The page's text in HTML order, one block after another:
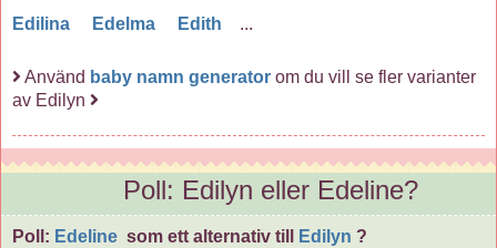
Edilina
Edelma Edith ...
Använd baby namn generator om du vill se fler varianter
av Edilyn
Poll: Edilyn eller Edeline?
Poll: Edeline som ett alternativ till Edilyn ?